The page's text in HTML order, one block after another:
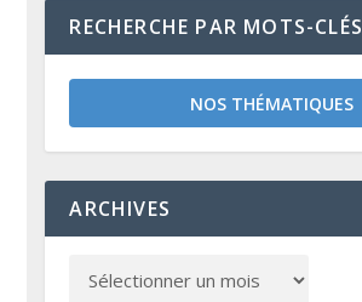
RECHERCHE PAR MOTS-CLÉS
NOS THÉMATIQUES
ARCHIVES